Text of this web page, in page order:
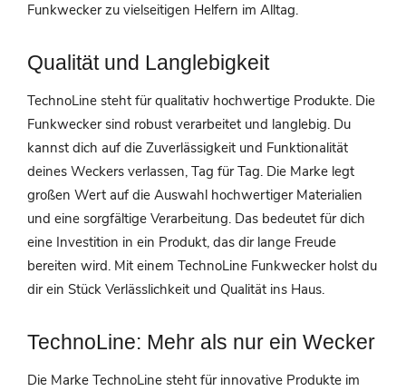
Funkwecker zu vielseitigen Helfern im Alltag.
Qualität und Langlebigkeit
TechnoLine steht für qualitativ hochwertige Produkte. Die
Funkwecker sind robust verarbeitet und langlebig. Du
kannst dich auf die Zuverlässigkeit und Funktionalität
deines Weckers verlassen, Tag für Tag. Die Marke legt
großen Wert auf die Auswahl hochwertiger Materialien
und eine sorgfältige Verarbeitung. Das bedeutet für dich
eine Investition in ein Produkt, das dir lange Freude
bereiten wird. Mit einem TechnoLine Funkwecker holst du
dir ein Stück Verlässlichkeit und Qualität ins Haus.
TechnoLine: Mehr als nur ein Wecker
Die Marke TechnoLine steht für innovative Produkte im